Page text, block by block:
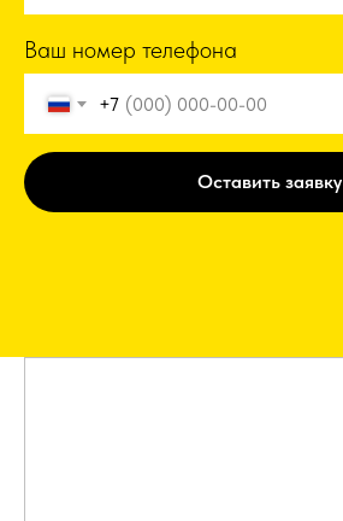
Ваш номер телефона
+7
Оставить заявку